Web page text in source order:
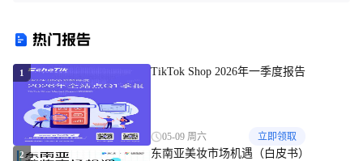
热门报告
1 TikTok Shop 2026年一季度报告
05-09 周六 立即领取
2 东南亚美妆市场机遇（白皮书）